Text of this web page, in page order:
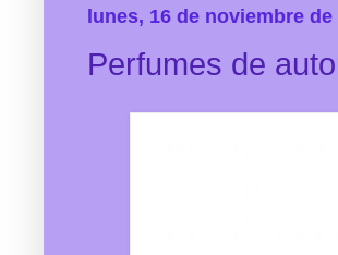
lunes, 16 de noviembre de
Perfumes de